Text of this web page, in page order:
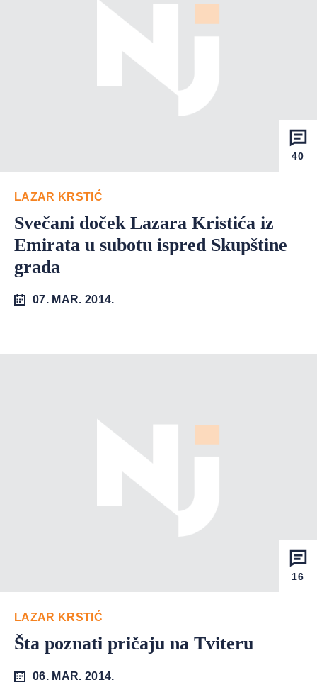
40
LAZAR KRSTIĆ
Svečani doček Lazara Kristića iz
Emirata u subotu ispred Skupštine
grada
07. MAR. 2014.
16
LAZAR KRSTIĆ
Šta poznati pričaju na Tviteru
06. MAR. 2014.